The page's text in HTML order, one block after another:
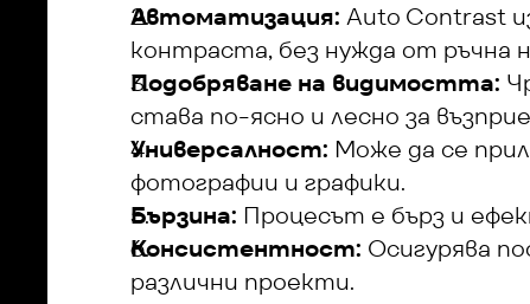
Автоматизация: Auto Contrast
контраста, без нужда от ръчна
Подобряване на видимостта:
става по-ясно и лесно за
Универсалност: Може да се
фотографии и графики.
Бързина: Процесът е бърз и
Консистентност: Осигурява
различни проекти.